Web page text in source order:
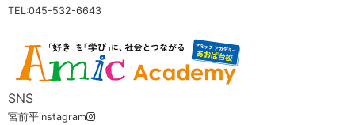
TEL:045-532-6643
SNS
宮前平instagram